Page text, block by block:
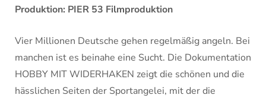
Vier Millionen Deutsche gehen regelmäßig angeln. Bei
manchen ist es beinahe eine Sucht. Die Dokumentation
HOBBY MIT WIDERHAKEN zeigt die schönen und die
hässlichen Seiten der Sportangelei, mit der die
Produktion: PIER 53 Filmproduktion